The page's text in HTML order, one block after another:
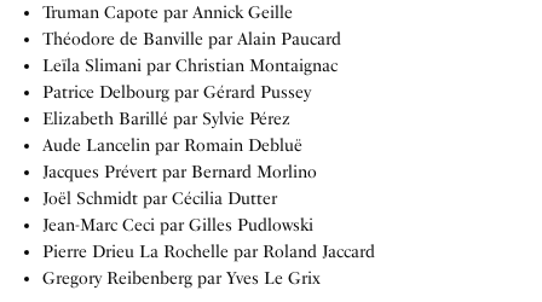
Truman Capote par Annick Geille
Théodore de Banville par Alain Paucard
Leïla Slimani par Christian Montaignac
Patrice Delbourg par Gérard Pussey
Elizabeth Barillé par Sylvie Pérez
Aude Lancelin par Romain Debluë
Jacques Prévert par Bernard Morlino
Joël Schmidt par Cécilia Dutter
Jean-Marc Ceci par Gilles Pudlowski
Pierre Drieu La Rochelle par Roland Jaccard
Gregory Reibenberg par Yves Le Grix